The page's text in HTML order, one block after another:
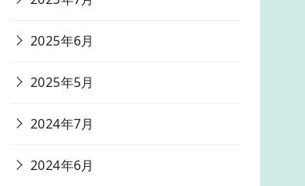
2025年6月
2025年5月
2024年7月
2024年6月